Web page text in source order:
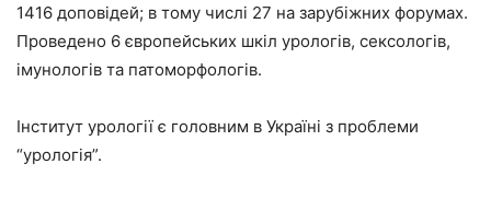
1416 доповідей; в тому числі 27 на зарубіжних форумах.
Проведено 6 європейських шкіл урологів, сексологів,
імунологів та патоморфологів.
Інститут урології є головним в Україні з проблеми
“урологія”.